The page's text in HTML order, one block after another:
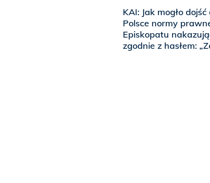
KAI: Jak mogło
Polsce normy
Episkopatu
zgodnie z hasłem: